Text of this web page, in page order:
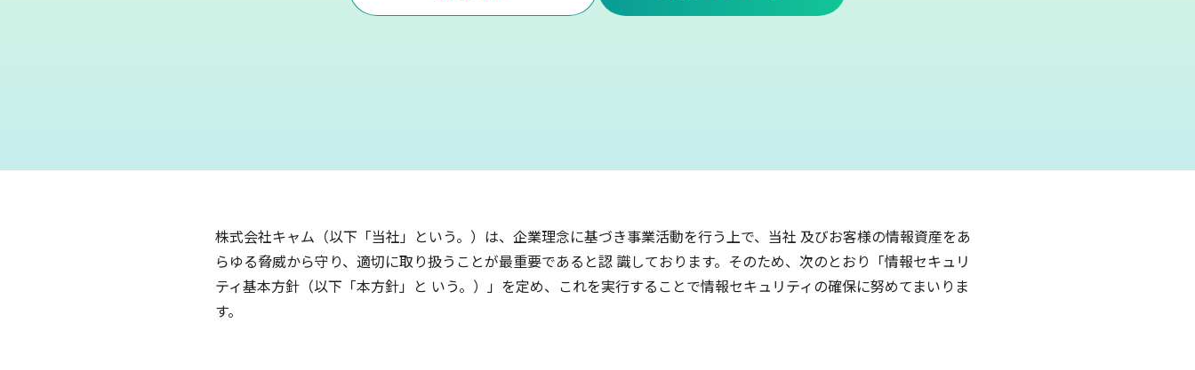
株式会社キャム（以下「当社」という。）は、企業理念に基づき事業活動を行う上で、当社 及びお客様の情報資産をあ
らゆる脅威から守り、適切に取り扱うことが最重要であると認 識しております。そのため、次のとおり「情報セキュリ
ティ基本方針（以下「本方針」と いう。）」を定め、これを実行することで情報セキュリティの確保に努めてまいりま
す。